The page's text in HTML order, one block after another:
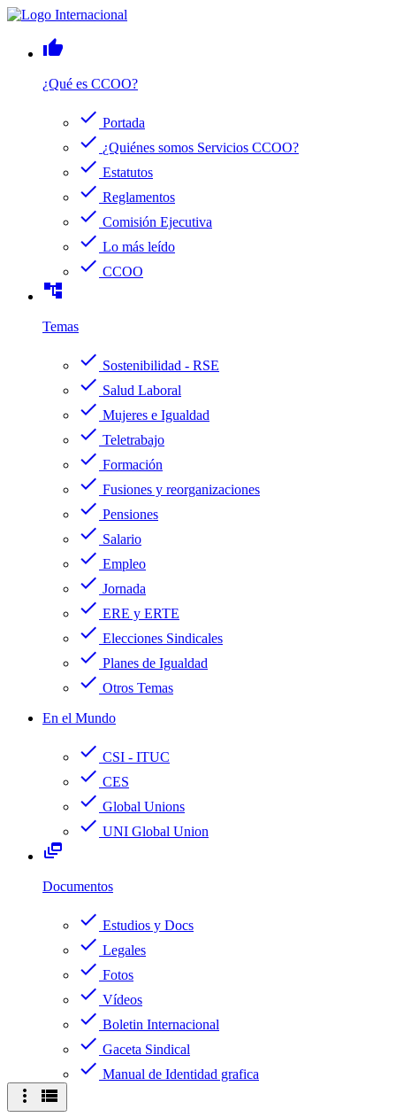
thumb_up
¿Qué es CCOO?
check Portada
check ¿Quiénes somos Servicios CCOO?
check Estatutos
check Reglamentos
check Comisión Ejecutiva
check Lo más leído
check CCOO
account_tree
Temas
check Sostenibilidad - RSE
check Salud Laboral
check Mujeres e Igualdad
check Teletrabajo
check Formación
check Fusiones y reorganizaciones
check Pensiones
check Salario
check Empleo
check Jornada
check ERE y ERTE
check Elecciones Sindicales
check Planes de Igualdad
check Otros Temas
En el Mundo
check CSI - ITUC
check CES
check Global Unions
check UNI Global Union
dynamic_feed
Documentos
check Estudios y Docs
check Legales
check Fotos
check Vídeos
check Boletin Internacional
check Gaceta Sindical
check Manual de Identidad grafica
more_vert view_list